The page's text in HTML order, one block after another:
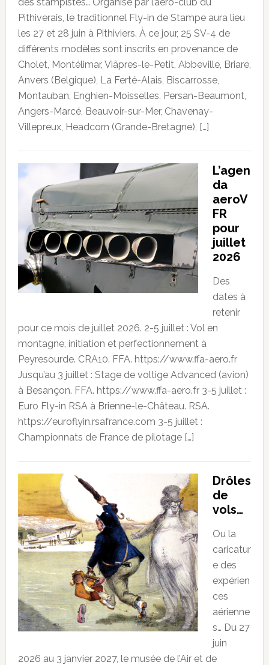
Pithiverais, le traditionnel Fly-in de Stampe aura lieu
les 27 et 28 juin à Pithiviers. À ce jour, 25 SV-4 de
différents modèles sont inscrits en provenance de
Cholet, Montélimar, Viâpres-le-Petit, Abbeville, Briare,
Anvers (Belgique), La Ferté-Alais, Biscarrosse,
Montauban, Enghien-Moisselles, Persan-Beaumont,
Angers-Marcé, Beauvoir-sur-Mer, Chavenay-
Villepreux, Headcorn (Grande-Bretagne), […]
L’agen
da
aeroV
FR
pour
juillet
2026
Des
dates à
retenir
pour ce mois de juillet 2026. 2-5 juillet : Vol en
montagne, initiation et perfectionnement à
Peyresourde. CRA10. FFA. https://www.ffa-aero.fr
Jusqu’au 3 juillet : Stage de voltige Advanced (avion)
à Besançon. FFA. https://www.ffa-aero.fr 3-5 juillet :
Euro Fly-in RSA à Brienne-le-Château. RSA.
https://euroflyin.rsafrance.com 3-5 juillet :
Championnats de France de pilotage […]
Drôles
de
vols…
Ou la
caricatur
e des
expérien
ces
aérienne
s… Du 27
juin
2026 au 3 janvier 2027, le musée de l’Air et de